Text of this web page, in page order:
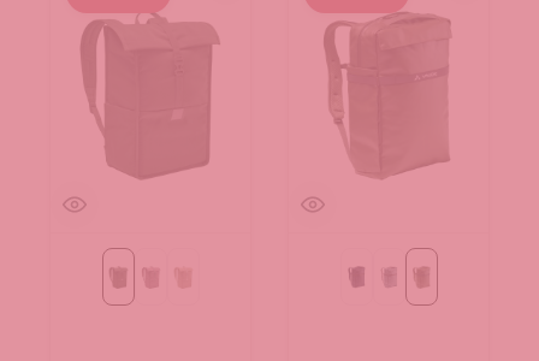
khakililac dusk eclipseheronkhaki